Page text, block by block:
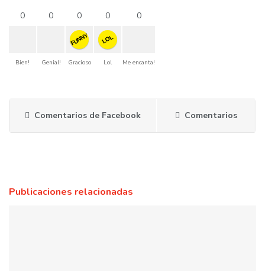
0
Bien!
0
Genial!
0
FUNNY
Gracioso
0
LOL
Lol
0
Me encanta!
Comentarios de Facebook Comentarios
Publicaciones relacionadas